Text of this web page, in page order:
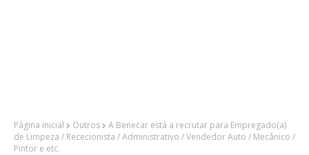
Página inicial Outros
A Benecar está a recrutar para Empregado(a)
de Limpeza / Rececionista / Administrativo / Vendedor Auto / Mecânico /
Pintor e etc.